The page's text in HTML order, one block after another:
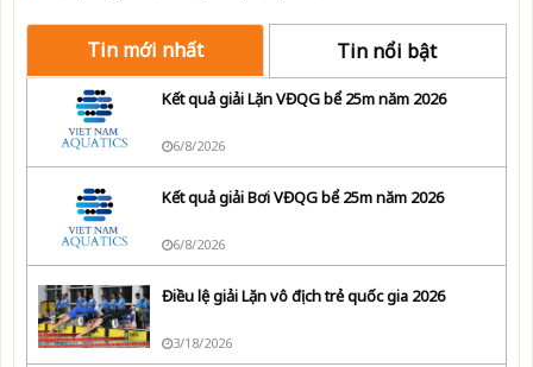
Tin mới nhất Tin nổi bật
Kết quả giải Lặn VĐQG bể 25m năm 2026
6/8/2026
Kết quả giải Bơi VĐQG bể 25m năm 2026
6/8/2026
Điều lệ giải Lặn vô địch trẻ quốc gia 2026
3/18/2026